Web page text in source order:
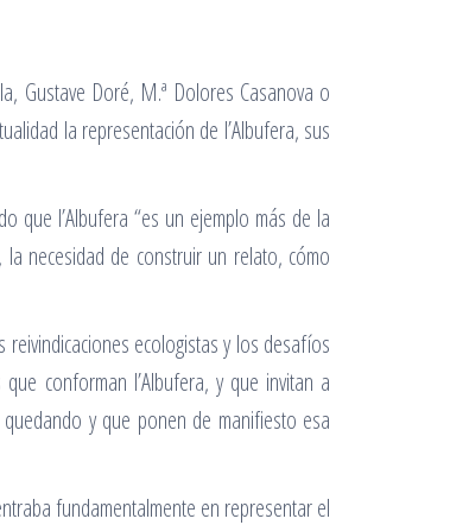
Gustave Doré, M.ª Dolores Casanova o
la representación de l’Albufera, sus
que l’Albufera “es un ejemplo más de la
necesidad de construir un relato, cómo
ecologistas y los desafíos
conforman l’Albufera, y que invitan a
y que ponen de manifiesto esa
fundamentalmente en representar el